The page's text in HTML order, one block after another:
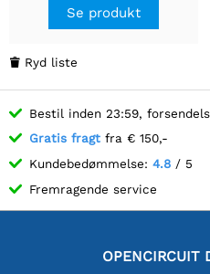
Se produkt
 Ryd liste
Bestil inden 23:59,
Gratis fragt fra € 150,-
Kundebedømmelse: 4.8 / 5
Fremragende service
OPENCIRCUIT